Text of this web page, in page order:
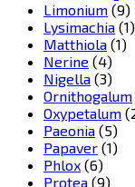
Limonium (9)
Lysimachia (1)
Matthiola (1)
Nerine (4)
Nigella (3)
Ornithogalum
Oxypetalum
Paeonia (5)
Papaver (1)
Phlox (6)
Protea (9)